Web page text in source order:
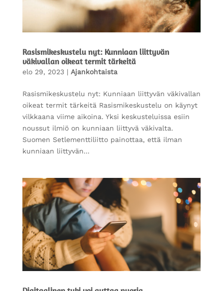
Rasismikeskustelu nyt: Kunniaan liittyvän
väkivallan oikeat termit tärkeitä
elo 29, 2023| Ajankohtaista
Rasismikeskustelu nyt: Kunniaan liittyvän väkivallan
oikeat termit tärkeitä Rasismikeskustelu on käynyt
vilkkaana viime aikoina. Yksi keskusteluissa esiin
noussut ilmiö on kunniaan liittyvä väkivalta.
Suomen Setlementtiliitto painottaa, että ilman
kunniaan liittyvän...